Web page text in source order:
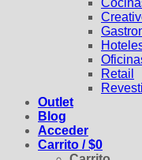
Retail
Outlet
Blog
Acceder
Carrito /$0